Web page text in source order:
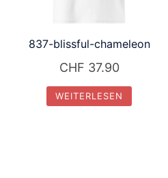
837-blissful-chameleon
CHF 37.90
WEITERLESEN